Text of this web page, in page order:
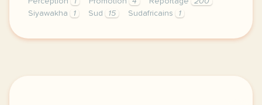
Siyawakha
1 Sud 15 Sudafricains 1
le respect de votre vie privee est une priorite